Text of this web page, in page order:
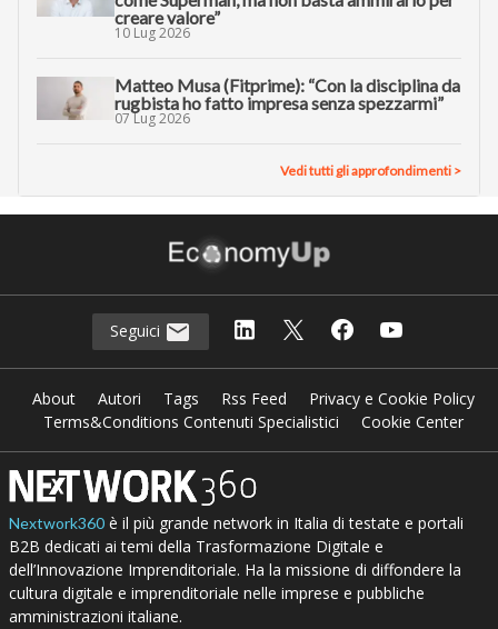
creare valore”
10 Lug 2026
Matteo Musa (Fitprime): “Con la disciplina da
rugbista ho fatto impresa senza spezzarmi”
07 Lug 2026
Vedi tutti gli approfondimenti >
Seguici
About Autori Tags Rss Feed
Privacy e Cookie Policy
Terms&Conditions Contenuti Specialistici
Cookie Center
Nextwork360è il più grande network in Italia di testate e portali
B2B dedicati ai temi della Trasformazione Digitale e
dell’Innovazione Imprenditoriale. Ha la missione di diffondere la
cultura digitale e imprenditoriale nelle imprese e pubbliche
amministrazioni italiane.